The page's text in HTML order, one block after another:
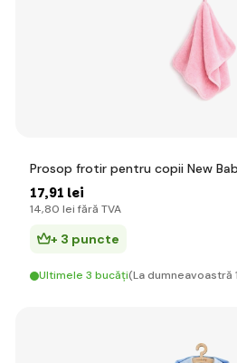
Prosop frotir pentru copii New
17,91 lei
14,80 lei fără TVA
+ 3 puncte
Ultimele 3 bucăți(La dumneavoastră